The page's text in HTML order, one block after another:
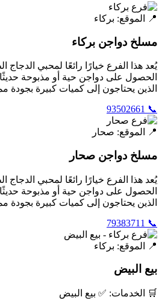
📍 الموقع: بركاء
مسلخ دواجن بركاء
يُعد هذا الفرع خيارًا رائعًا لمحبي الدجاج
الحصول على دواجن حية أو مذبوحة
الذين يحتاجون إلى كميات كبيرة بجودة
📞 93502661
📍 الموقع: صحار
مسلخ دواجن صحار
يُعد هذا الفرع خيارًا رائعًا لمحبي الدجاج
الحصول على دواجن حية أو مذبوحة
الذين يحتاجون إلى كميات كبيرة بجودة
📞 79383711
📍 الموقع: بركاء
بيع البيض
🛒 الخدمات: ✅ بيع البيض